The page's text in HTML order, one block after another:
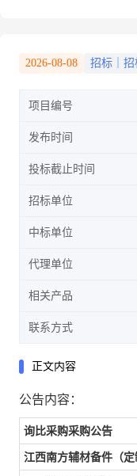
2026-08-08 招标｜
项目编号
发布时间
投标截止时间
招标单位
中标单位
代理单位
相关产品
联系方式
正文内容
公告内容：
询比采购采购公告
江西南方辅材备件（